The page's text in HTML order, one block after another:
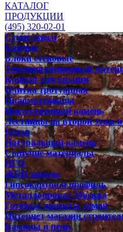
КАТАЛОГ
ПРОДУКЦИИ
(495) 320-02-01
Сухие смеси
Кирпич
Блоки стеновые
Теплоизоляционный
Кровля для крыши
Плитка тротуарная
Пиломатериалы
Искусственный камень
Лестницы на второй этаж
Бетон
Натуральный камень
Сыпучие материалы
ПГП
ЖБИ заводы
Гипсокартон и профиль
Металлопрокат Москва
Готовые проекты домов
Интернет магазин
Камины и печи